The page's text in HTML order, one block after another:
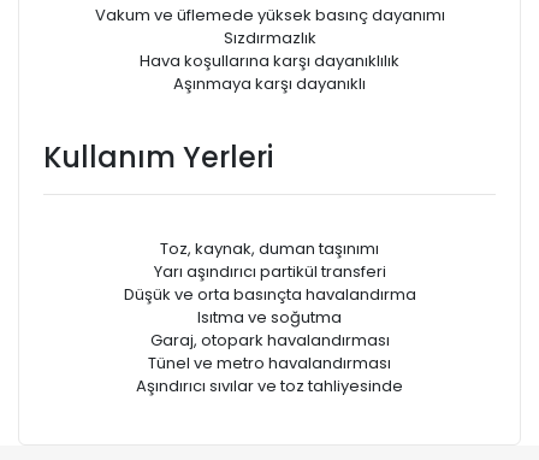
Vakum ve üfIemede yüksek basınç dayanımı
Sızdırmazlık
Hava koşullarına karşı dayanıklılık
Aşınmaya karşı dayanıklı
Kullanım Yerleri
Toz, kaynak, duman taşınımı
Yarı aşındırıcı partikül transferi
Düşük ve orta basınçta havalandırma
Isıtma ve soğutma
Garaj, otopark havalandırması
Tünel ve metro havalandırması
Aşındırıcı sıvılar ve toz tahliyesinde